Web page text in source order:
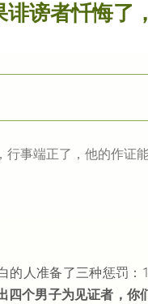
诽谤者忏悔了
事端正了，他的作证
的人准备了三种惩罚
四个男子为见证者，